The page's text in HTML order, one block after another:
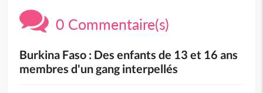
0 Commentaire(s)
Burkina Faso : Des enfants de 13 et 16 ans
membres d'un gang interpellés